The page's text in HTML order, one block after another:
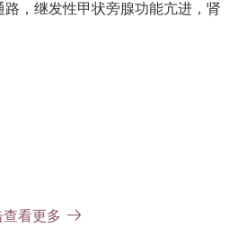
路，继发性甲状旁腺功能亢进，肾
查看更多